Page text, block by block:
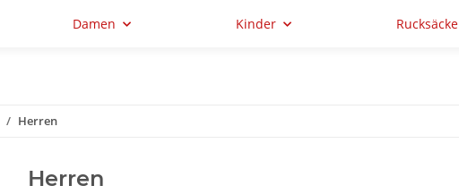
Damen Kinder Rucksäcke
Herren
Herren